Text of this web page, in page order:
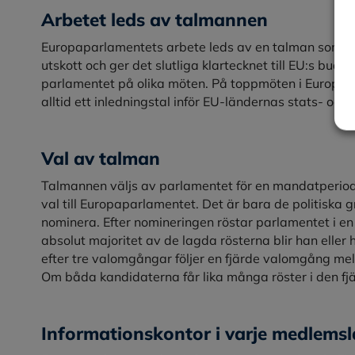
Arbetet leds av talmannen
Europaparlamentets arbete leds av en talman som
utskott och ger det slutliga klartecknet till EU:s
parlamentet på olika möten. På toppmöten i
alltid ett inledningstal inför EU-ländernas stats- och
Val av talman
Talmannen väljs av parlamentet för en
val till Europaparlamentet. Det är bara de politiska
nominera. Efter nomineringen röstar parlamentet i
absolut majoritet av de lagda rösterna blir han eller
efter tre valomgångar följer en fjärde valomgång
Om båda kandidaterna får lika många röster i den
Informationskontor i varje